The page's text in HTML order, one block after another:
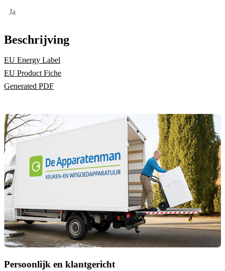
Ja
Beschrijving
EU Energy Label
EU Product Fiche
Generated PDF
Persoonlijk en klantgericht